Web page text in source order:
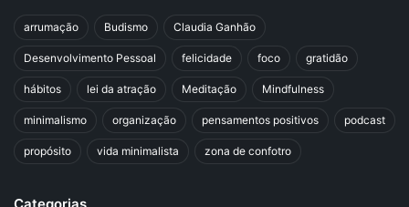
arrumação Budismo Claudia Ganhão
Desenvolvimento Pessoal felicidade foco gratidão
hábitos lei da atração Meditação Mindfulness
minimalismo organização pensamentos positivos podcast
propósito vida minimalista zona de confotro